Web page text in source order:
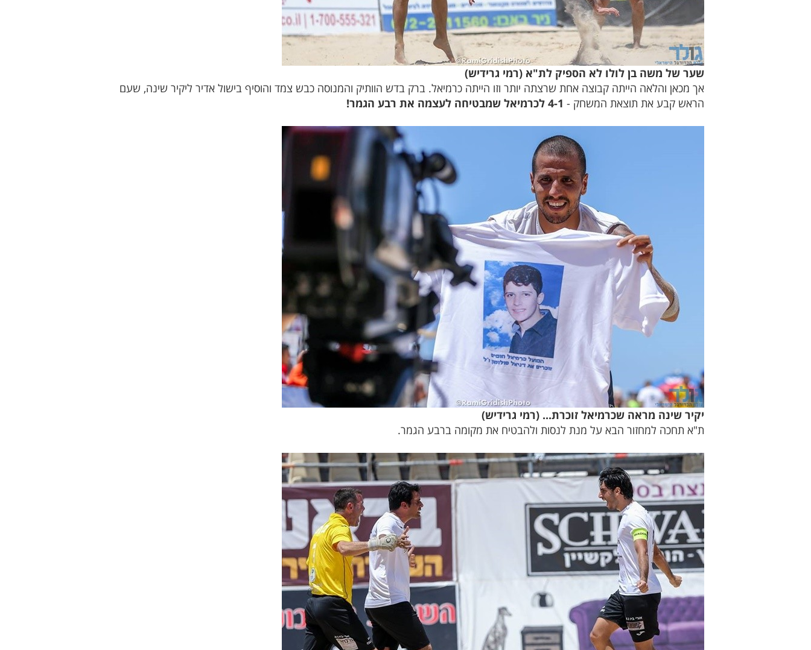
שער של משה בן לולו לא הספיק לת"א (רמי גרידיש)
אך מכאן והלאה הייתה קבוצה אחת שרצתה יותר וזו הייתה כרמיאל. ברק בדש הוותיק והמנוסה כבש צמד והוסיף בישול אדיר ליקיר שינה, שעם
הראש קבע את תוצאת המשחק - 4-1 לכרמיאל שמבטיחה לעצמה את רבע הגמר!
יקיר שינה מראה שכרמיאל זוכרת... (רמי גרידיש)
ת"א תחכה למחזור הבא על מנת לנסות ולהבטיח את מקומה ברבע הגמר.